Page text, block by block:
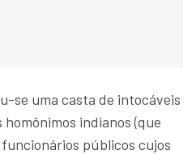
se uma casta de intocáveis
indianos (que
públicos cujos